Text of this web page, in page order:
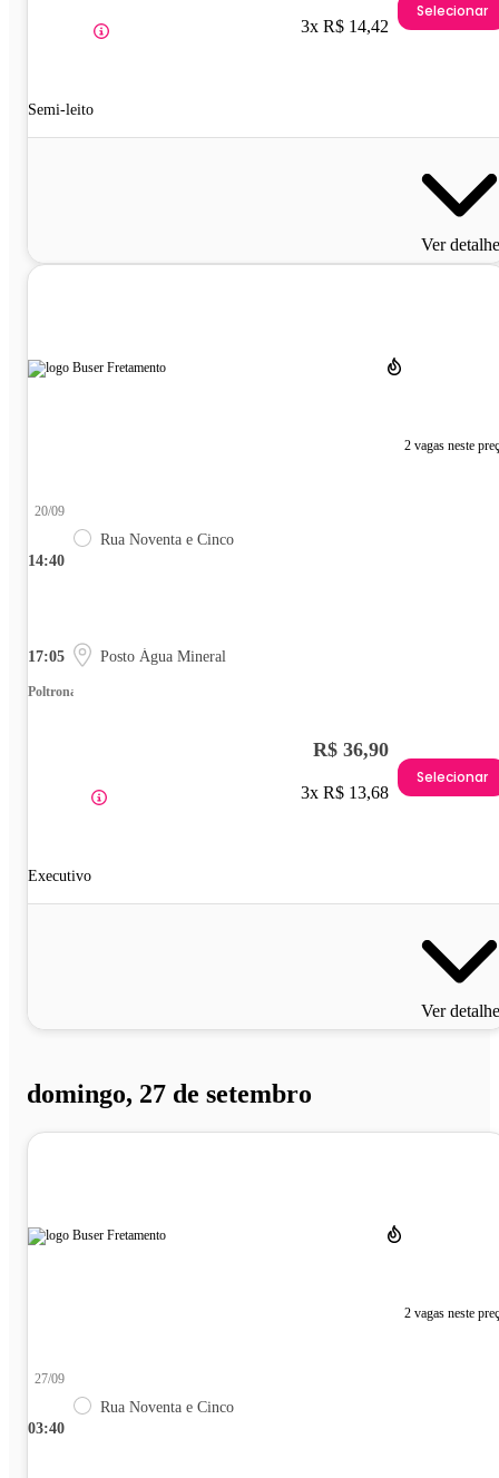
Semi-leito
3x R$ 14,42
Selecionar
Ver
2 vagas neste
14:40
20/09
Rua Noventa e Cinco
17:05 Posto Água Mineral
Poltrona
Executivo
R$ 36,90
3x R$ 13,68
Selecionar
Ver
domingo, 27 de setembro
2 vagas neste
03:40
27/09
Rua Noventa e Cinco